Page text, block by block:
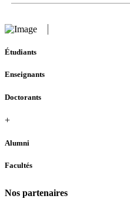
Étudiants
Enseignants
Doctorants
+
Alumni
Facultés
Nos partenaires